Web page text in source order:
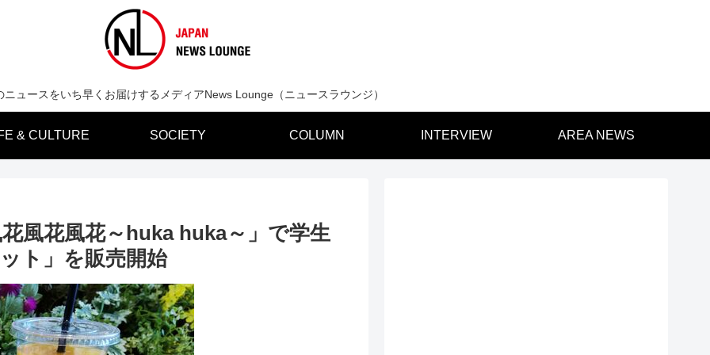
ニュースをいち早くお届けするメディアNews Lounge（ニュースラウンジ）
& CULTURE SOCIETY COLUMN INTERVIEW AREA NEWS
風花風花～huka huka～」で学生
ト」を販売開始